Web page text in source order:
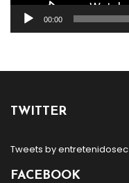
00:00
TWITTER
Tweets by entretenidosec
FACEBOOK